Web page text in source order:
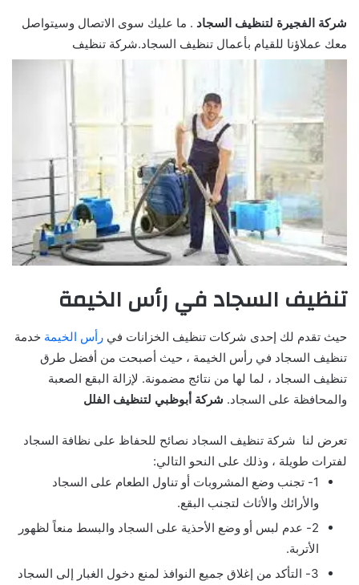
شركة الفجيرة لتنظيف السجاد . ما عليك سوى الاتصال وسيتواصل
معك عملاؤنا للقيام بأعمال تنظيف السجاد.شركة تنظيف
تنظيف السجاد في رأس الخيمة
حيث تقدم لك إحدى شركات تنظيف الخزانات في رأس الخيمة خدمة
تنظيف السجاد في رأس الخيمة ، حيث أصبحت من أفضل طرق
تنظيف السجاد ، لما لها من نتائج مضمونة. لإزالة البقع الصعبة
والمحافظة على السجاد. شركة أبوظبي لتنظيف الفلل
تعرض لنا شركة تنظيف السجاد نصائح للحفاظ على نظافة السجاد
لفترات طويلة ، وذلك على النحو التالي:
1- تجنب وضع المشروبات أو تناول الطعام على السجاد
والأرائك والأثاث لتجنب البقع.
2- عدم لبس أو وضع الأحذية على السجاد والبسط منعاً لظهور
الأتربة.
3- التأكد من إغلاق جميع النوافذ لمنع دخول الغبار إلى السجاد